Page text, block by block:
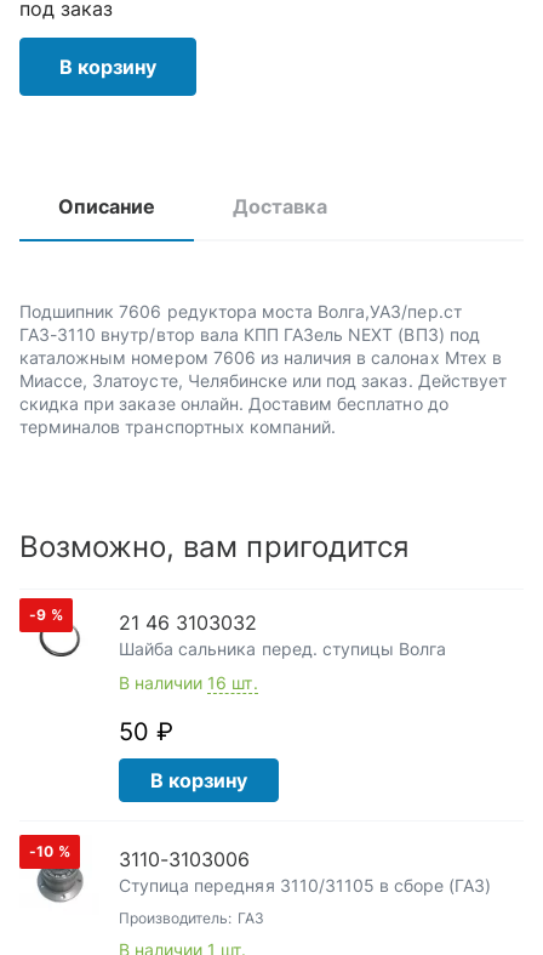
под заказ
В корзину
Описание Доставка
Подшипник 7606 редуктора моста Волга,УАЗ/пер.ст
ГАЗ-3110 внутр/втор вала КПП ГАЗель NEXT (ВПЗ) под
каталожным номером 7606 из наличия в салонах Мтех в
Миассе, Златоусте, Челябинске или под заказ. Действует
скидка при заказе онлайн. Доставим бесплатно до
терминалов транспортных компаний.
Возможно, вам пригодится
-9 % 21 46 3103032
Шайба сальника перед. ступицы Волга
В наличии 16 шт.
50 ₽
В корзину
-10 % 3110-3103006
Ступица передняя 3110/31105 в сборе (ГАЗ)
Производитель: ГАЗ
В наличии 1 шт.